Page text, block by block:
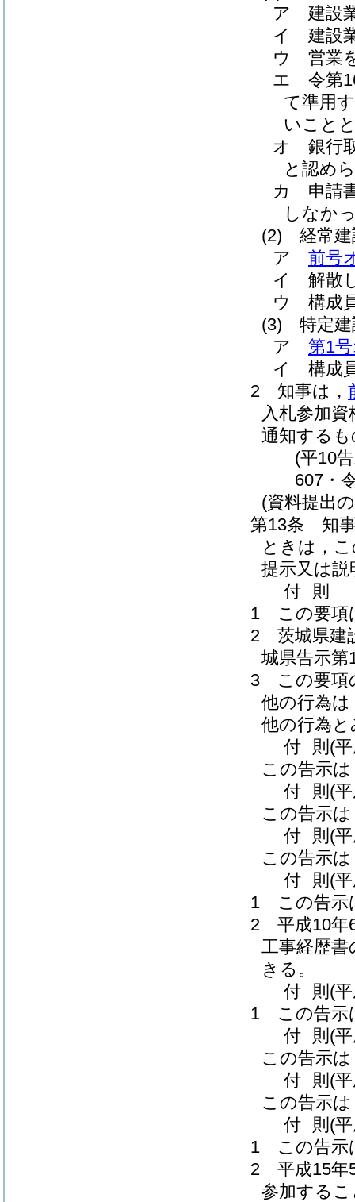
ア
建設
イ
建設
ウ
営業
エ
令第
て準用
いこと
オ
銀行
と認め
カ
申請
しなか
(2)
経常
ア
前号
イ
解散
ウ
構成
(3)
特定
ア
第1
イ
構成
2
知事は，
入札参加
通知する
(平10
607・
(資料提出
第13条
知
ときは，
提示又は
付 則
1
この要項
2
茨城県建
城県告示第
3
この要項
他の行為
他の行為
付 則 (
この告示
付 則 (
この告示
付 則 (
この告示
付 則 (
1
この告示
2
平成10年
工事経歴
きる。
付 則 (
1
この告示
付 則 (
この告示
付 則 (
この告示
付 則 (
1
この告示
2
平成15年
参加する